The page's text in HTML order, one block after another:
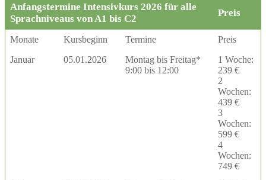
Anfangstermine Intensivkurs 2026 für alle
Sprachniveaus von A1 bis C2
Preis
Monate Kursbeginn Termine
Preis
Januar
05.01.2026
Montag bis Freitag*
9:00 bis 12:00
1 Woche:
239 €
2
Wochen:
439 €
3
Wochen:
599 €
4
Wochen:
749 €